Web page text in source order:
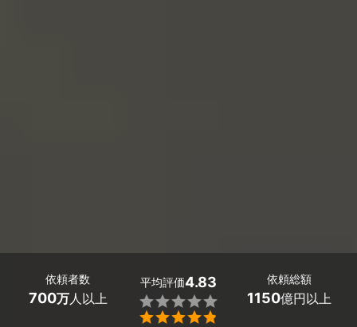
依頼者数
700万人以上
平均評価4.83


依頼総額
1150億円以上